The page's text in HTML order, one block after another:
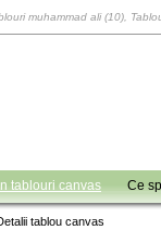
muhammad ali (10),
tablouri canvas Ce
tablou canvas